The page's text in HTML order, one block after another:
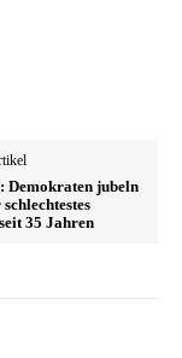
Demokraten jubeln
35 Jahren